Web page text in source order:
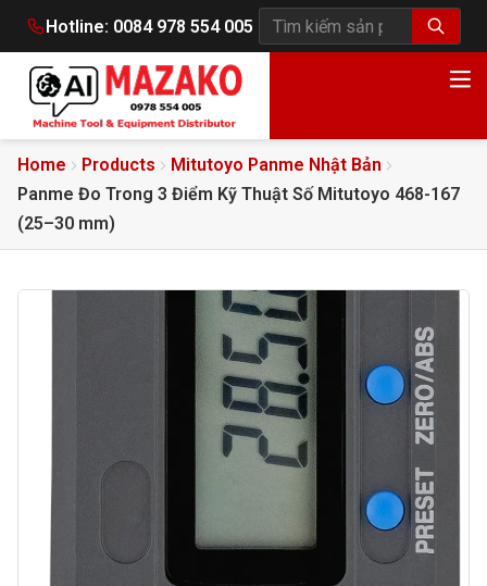
Hotline: 0084 978 554 005
Tìm kiếm sản phẩm
Home Products
Mitutoyo Panme Nhật Bản
Panme Đo Trong 3 Điểm Kỹ Thuật Số Mitutoyo 468-167
(25–30 mm)